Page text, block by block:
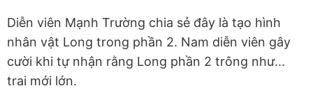
Diễn viên Mạnh Trường chia sẻ đây là tạo hình
nhân vật Long trong phần 2. Nam diễn viên gây
cười khi tự nhận rằng Long phần 2 trông như...
trai mới lớn.